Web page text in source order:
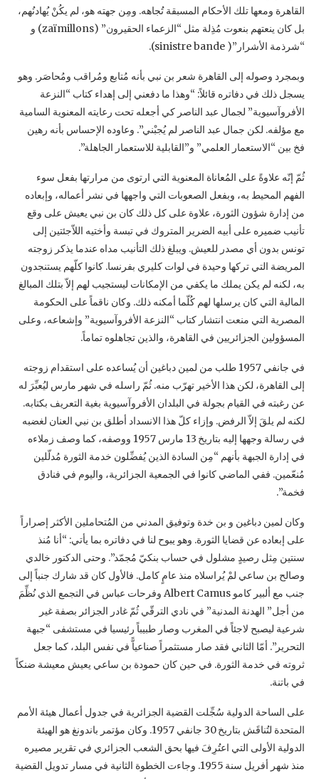
القاهرة ومعها تلك الأحكام المسبقة تُجاهه. ومِن جهته هو، لم يكُنْ يُهادنُهم،
بل كان ينعتهم ‏بنعوت مُذِلة مثل “الزعماء الحقيرون” (‏zaïmillons‏) و
“شرذمة الأشرار”(‏sinistre bande ‎‏). ‏
وبمجرد وصوله إلى القاهرة شعر بن نبي بأنه مُتابع ومُراقب ومُحاصَر. وهو
يسجل ذلك في دفاتره ‏قائلاً: “وهذا ما دفعني إلى إهداء كتاب “النزعة
الأفروآسيوية” لجمال عبد الناصر كي أجعله تحت ‏رعايته المعنوية السامية
مع مؤلفه. لكن جمال عبد الناصر لم يُجبْني”. وعاوده الإحساس بأنه رهين
فخ ‏بين “الاستعمار العلمي” و”القابلية للاستعمار الجاهلة”. ‏
ثُمّ إنّه علاوةً على المُعاناة المعنوية التي ارتوى من مرارتها بفعل سوء
الفهم المحيط به، وبفعل ‏الصعوبات التي واجهها في نشر أعماله، وإبعاده
من إدارة شؤون الثورة، علاوة على كل ذلك كان بن ‏نبي يعيش على وقع
تأنيب ضميره على أبيه الضرير المتروك في تبسة وأختيه اللاّجئتين إلى
تونس ‏بدون أي مصدر للعيش. ويبلغ ذلك التأنيب مداه عندما يذكر زوجته
المريضة التي تركها وحيدة في لوات ‏كليري بفرنسا. كانوا كلّهم يستنجدون
به، لكنه لم يكن يملك ما يكفي من الإمكانات ليستجيب لهم إلاّ بتلك ‏المبالغ
المالية التي كان يرسلها لهم كُلّما أمكنه ذلك. وكان ناقماً على الحكومة
المصرية التي منعت انتشار ‏كتاب “النزعة الأفروآسيوية” وإشعاعه، وعلى
المسؤولين الجزائريين في القاهرة، والذين تجاهلوه تماماً.‏
في جانفي 1957 طلب من لمين دباغين أن يُساعده على استقدام زوجته
إلى القاهرة، لكن هذا الأخير ‏تهرّب منه. ثُمّ راسله في شهر مارس ليُعبِّرَ له
عن رغبته في القيام بجولة في البلدان الأفروآسيوية بغية ‏التعريف بكتابه.
لكنه لم يلقَ إلاّ الرفض. وإزاء كلّ هذا الانسداد أطلق بن نبي العنان لغضبه
في رسالة ‏وجهها إليه بتاريخ 13 مارس 1957 ووصفه، كما وصف زملاءه
في إدارة الجبهة بأنهم “مِن السادة ‏الذين يُفضِّلون خدمة الثورة مُدلّلين
مُنعّمين. ففي الماضي كانوا في الجمعية الجزائرية، واليوم في فنادق
‏فخمة”.‏
وكان لمين دباغين و بن خدة وتوفيق المدني من المُتحاملين الأكثر إصراراً
على إبعاده عن قضايا ‏الثورة. وهو يبوح لنا في دفاتره بما يأتي: “أنا مُنذ
سنتين مِثل رصيدٍ مشلول في حساب بنكيّ مُجمّد”. ‏وحتى الدكتور خالدي
وصالح بن ساعي لمْ يُراسلاه منذ عامٍ كامل. فالأول كان قد شارك جنباً إلى
جنب ‏مع ألبير كامو ‏Albert Camus‏ وفرحات عباس في التجمع الذي نُظِّمَ
من أجل”‏‎ ‎الهدنة المدنية” في ‏نادي الترقّي ثُمّ غادر الجزائر بصفة غير
شرعية ليصبح لاجئاً في المغرب وصار طبيباً رئيسيا في ‏مستشفى “جبهة
التحرير”. أمّا الثاني فقد صار مستثمراً صناعياًّ في نفس البلد، كما جعل
ثروته في خدمة ‏الثورة. في حين كان حمودة بن ساعي يعيش معيشة ضنكاً
في باتنة.‏
على الساحة الدولية سُجِّلت القضية الجزائرية في جدول أعمال هيئة الأمم
المتحدة لتُناقَش بتاريخ 30 ‏جانفي 1957. وكان مؤتمر باندونغ هو الهيئة
الدولية الأولى التي اعتُرِفَ فيها بحق الشعب الجزائري ‏في تقرير مصيره
منذ شهر أفريل سنة 1955. وجاءت الخطوة الثانية في مسار تدويل القضية